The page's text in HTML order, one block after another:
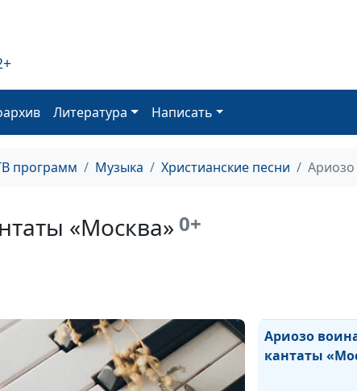
Литература Написать
программ Музыка Христианские песни Ариозо
«Москва» 0+
Ариозо
кантаты